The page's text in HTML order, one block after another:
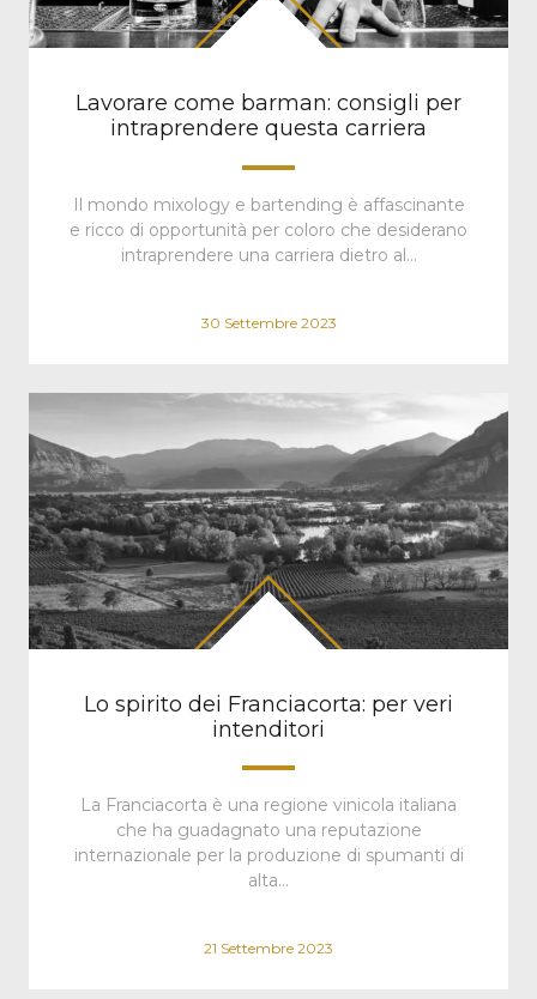
Lavorare come barman: consigli per
intraprendere questa carriera
Il mondo mixology e bartending è affascinante
e ricco di opportunità per coloro che desiderano
intraprendere una carriera dietro al…
30 Settembre 2023
Lo spirito dei Franciacorta: per veri
intenditori
La Franciacorta è una regione vinicola italiana
che ha guadagnato una reputazione
internazionale per la produzione di spumanti di
alta…
21 Settembre 2023